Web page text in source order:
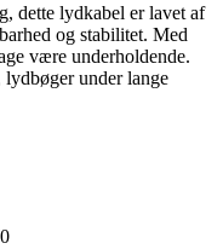
dette lydkabel er lavet af
og stabilitet. Med
være underholdende.
under lange